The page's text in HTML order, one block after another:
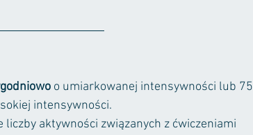
o umiarkowanej intensywności lub 75
intensywności.
aktywności związanych z ćwiczeniami